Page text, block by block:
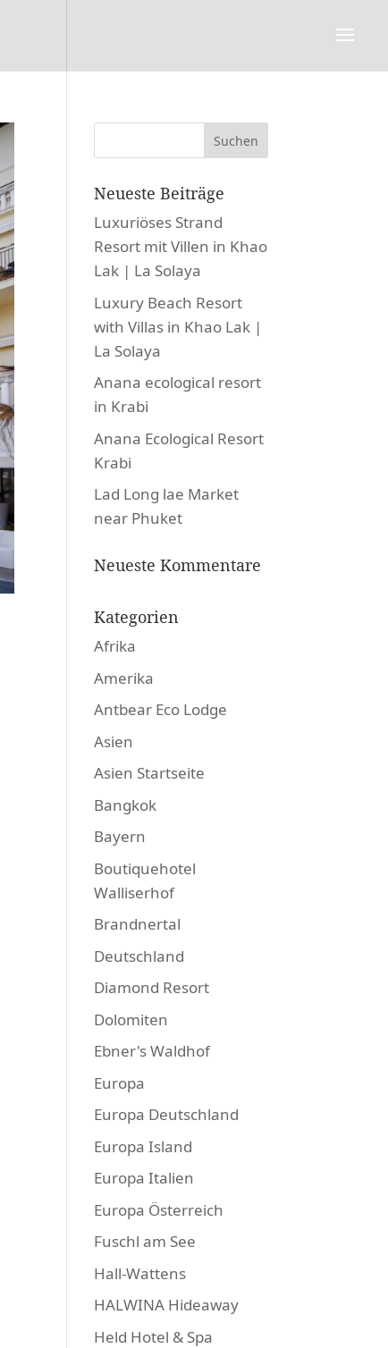
Neueste Beiträge
Luxuriöses Strand
Resort mit Villen in Khao
Lak | La Solaya
Luxury Beach Resort
with Villas in Khao Lak |
La Solaya
Anana ecological resort
in Krabi
Anana Ecological Resort
Krabi
Lad Long lae Market
near Phuket
Neueste Kommentare
Kategorien
Afrika
Amerika
Antbear Eco Lodge
Asien
Asien Startseite
Bangkok
Bayern
Boutiquehotel
Walliserhof
Brandnertal
Deutschland
Diamond Resort
Dolomiten
Ebner's Waldhof
Europa
Europa Deutschland
Europa Island
Europa Italien
Europa Österreich
Fuschl am See
Hall-Wattens
HALWINA Hideaway
Held Hotel & Spa